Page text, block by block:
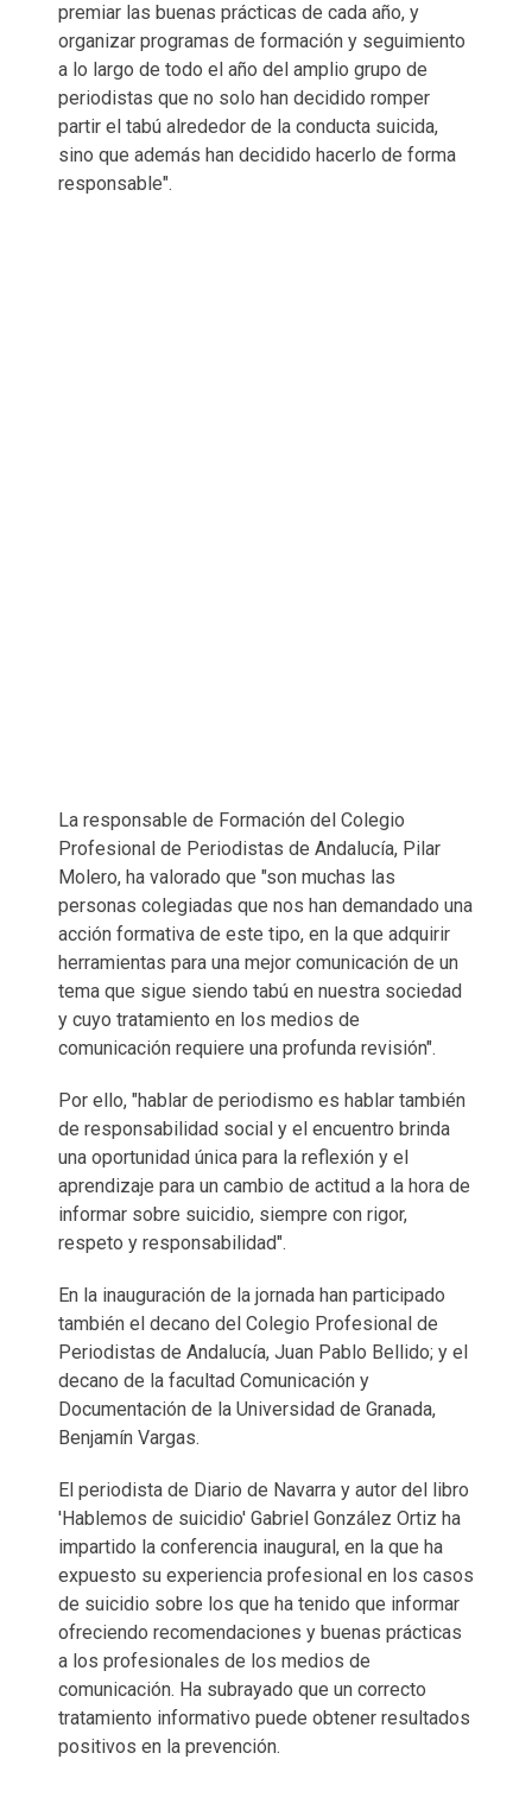
premiar las buenas prácticas de cada año, y
organizar programas de formación y seguimiento
a lo largo de todo el año del amplio grupo de
periodistas que no solo han decidido romper
partir el tabú alrededor de la conducta suicida,
sino que además han decidido hacerlo de forma
responsable".
La responsable de Formación del Colegio
Profesional de Periodistas de Andalucía, Pilar
Molero, ha valorado que "son muchas las
personas colegiadas que nos han demandado una
acción formativa de este tipo, en la que adquirir
herramientas para una mejor comunicación de un
tema que sigue siendo tabú en nuestra sociedad
y cuyo tratamiento en los medios de
comunicación requiere una profunda revisión".
Por ello, "hablar de periodismo es hablar también
de responsabilidad social y el encuentro brinda
una oportunidad única para la reflexión y el
aprendizaje para un cambio de actitud a la hora de
informar sobre suicidio, siempre con rigor,
respeto y responsabilidad".
En la inauguración de la jornada han participado
también el decano del Colegio Profesional de
Periodistas de Andalucía, Juan Pablo Bellido; y el
decano de la facultad Comunicación y
Documentación de la Universidad de Granada,
Benjamín Vargas.
El periodista de Diario de Navarra y autor del libro
'Hablemos de suicidio' Gabriel González Ortiz ha
impartido la conferencia inaugural, en la que ha
expuesto su experiencia profesional en los casos
de suicidio sobre los que ha tenido que informar
ofreciendo recomendaciones y buenas prácticas
a los profesionales de los medios de
comunicación. Ha subrayado que un correcto
tratamiento informativo puede obtener resultados
positivos en la prevención.